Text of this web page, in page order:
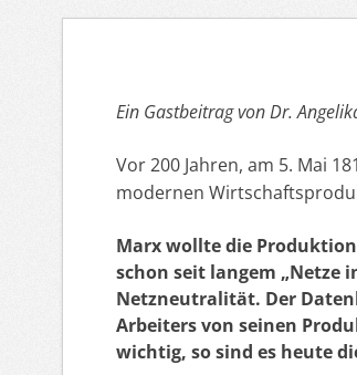
Ein Gastbeitrag von Dr.
Vor 200 Jahren, am 5. Mai
modernen
Marx wollte die
schon seit langem „Netze
Netzneutralität. Der
Arbeiters von seinen
wichtig, so sind es heute